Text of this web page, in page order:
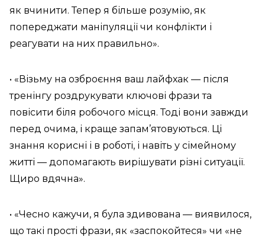
як вчинити. Тепер я більше розумію, як
попереджати маніпуляції чи конфлікти і
реагувати на них правильно».
• «Візьму на озброєння ваш лайфхак — після
тренінгу роздрукувати ключові фрази та
повісити біля робочого місця. Тоді вони завжди
перед очима, і краще запам’ятовуються. Ці
знання корисні і в роботі, і навіть у сімейному
житті — допомагають вирішувати різні ситуації.
Щиро вдячна».
• «Чесно кажучи, я була здивована — виявилося,
що такі прості фрази, як «заспокойтеся» чи «не